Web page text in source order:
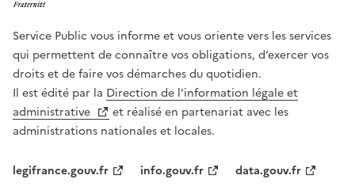
Service Public vous informe et vous oriente vers les services
qui permettent de connaître vos obligations, d’exercer vos
droits et de faire vos démarches du quotidien.
Il est édité par la Direction de l’information légale et
administrative
et réalisé en partenariat avec les
administrations nationales et locales.
legifrance.gouv.fr info.gouv.fr data.gouv.fr